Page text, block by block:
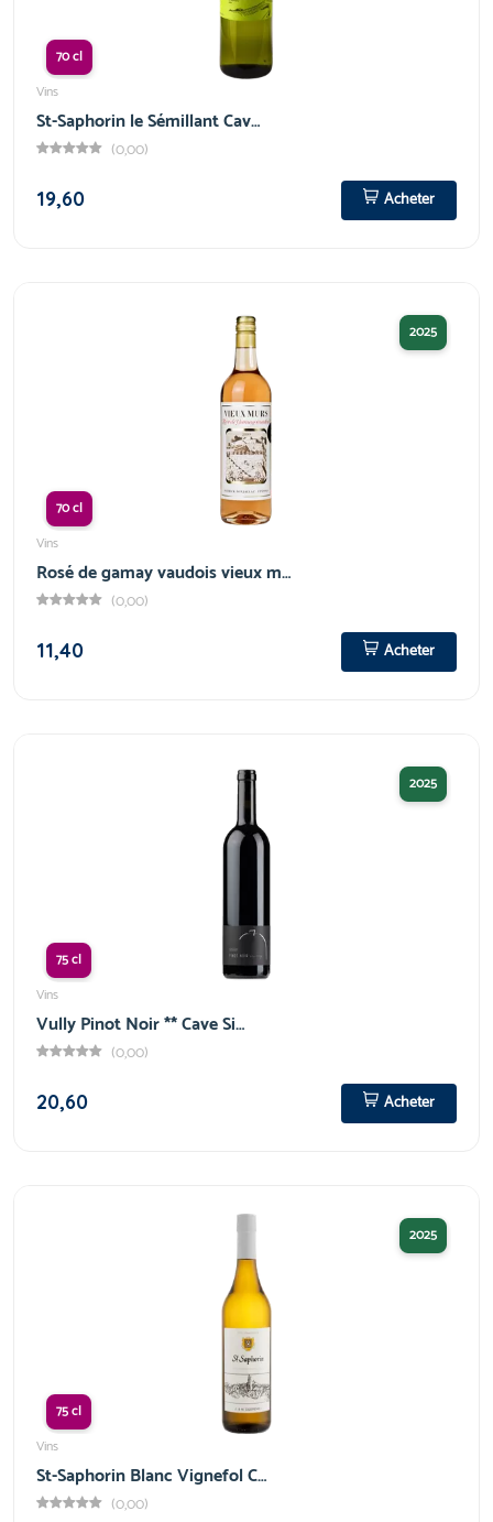
70 cl
Vins
St-Saphorin le Sémillant Cav…
(0,00)
19,60
Acheter
2025
70 cl
Vins
Rosé de gamay vaudois vieux m…
(0,00)
11,40
Acheter
2025
75 cl
Vins
Vully Pinot Noir ** Cave Si…
(0,00)
20,60
Acheter
2025
75 cl
Vins
St-Saphorin Blanc Vignefol C…
(0,00)